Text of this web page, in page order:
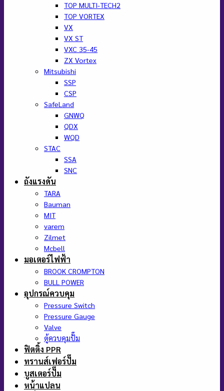
TOP MULTI-TECH2
TOP VORTEX
VX
VX ST
VXC 35-45
ZX Vortex
Mitsubishi
SSP
CSP
SafeLand
GNWQ
QDX
WQD
STAC
SSA
SNC
ถังแรงดัน
TARA
Bauman
MIT
varem
Zilmet
Mcbell
มอเตอร์ไฟฟ้า
BROOK CROMPTON
BULL POWER
อุปกรณ์ควบคุม
Pressure Switch
Pressure Gauge
Valve
ตู้ควบคุมปั๊ม
ฟิตติ้ง PPR
ทรานส์เฟอร์ปั๊ม
บูสเตอร์ปั๊ม
หน้าแปลน